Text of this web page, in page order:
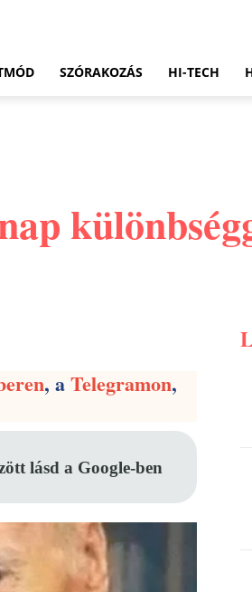
SZÓRAKOZÁS HI-TECH
, aTelegramon,
lásd a Google-ben